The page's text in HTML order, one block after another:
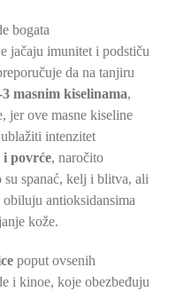
bogata
jačaju imunitet i podstiču
da na tanjiru
masnim kiselinama,
jer ove masne kiseline
intenzitet
i povrće, naročito
su spanać, kelj i blitva, ali
antioksidansima
kože.
poput ovsenih
i kinoe, koje obezbeđuju